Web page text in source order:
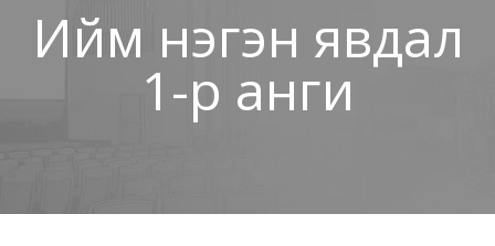
Ийм нэгэн явдал
1-р анги